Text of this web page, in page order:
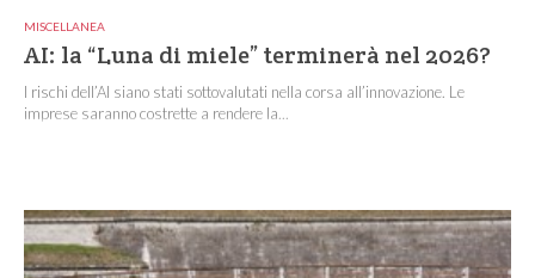
MISCELLANEA
AI: la “Luna di miele” terminerà nel 2026?
I rischi dell’AI siano stati sottovalutati nella corsa all’innovazione. Le
imprese saranno costrette a rendere la...